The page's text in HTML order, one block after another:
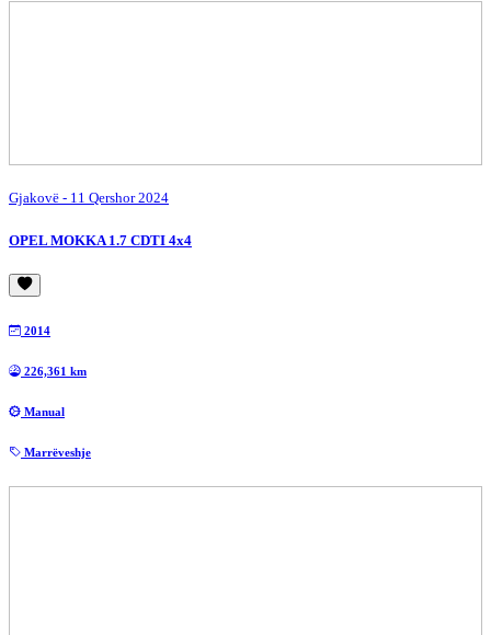
Gjakovë - 11 Qershor 2024
OPEL MOKKA 1.7 CDTI 4x4
2014
226,361 km
Manual
Marrëveshje